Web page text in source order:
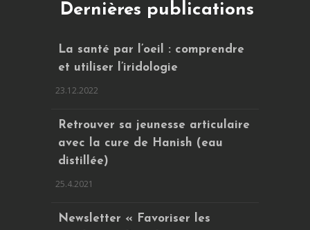
Dernières publications
La santé par l’oeil : comprendre
et utiliser l’iridologie
23.12.2022
Retrouver sa jeunesse articulaire
avec la cure de Hanish (eau
distillée)
25.4.2021
Newsletter « Favoriser les